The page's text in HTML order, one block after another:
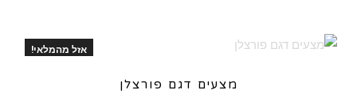
אזל מהמלאי!
מצעים דגם פורצלן